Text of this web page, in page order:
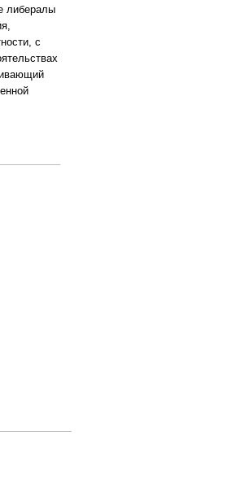
либералы
с